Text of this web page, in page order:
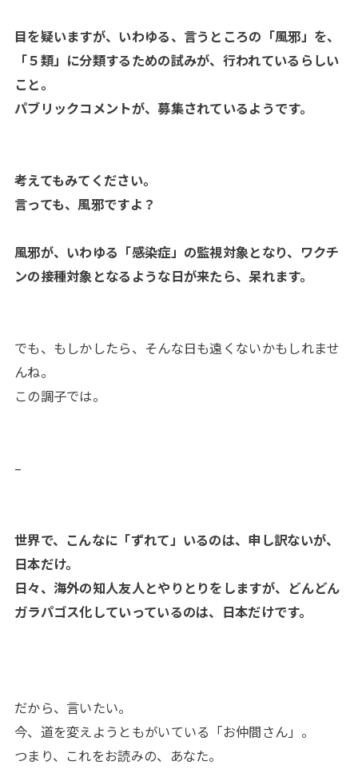
目を疑いますが、いわゆる、言うところの「風邪」を、
「５類」に分類するための試みが、行われているらしい
こと。
パブリックコメントが、募集されているようです。
考えてもみてください。
言っても、風邪ですよ？
風邪が、いわゆる「感染症」の監視対象となり、ワクチ
ンの接種対象となるような日が来たら、呆れます。
でも、もしかしたら、そんな日も遠くないかもしれませ
んね。
この調子では。
–
世界で、こんなに「ずれて」いるのは、申し訳ないが、
日本だけ。
日々、海外の知人友人とやりとりをしますが、どんどん
ガラパゴス化していっているのは、日本だけです。
だから、言いたい。
今、道を変えようともがいている「お仲間さん」。
つまり、これをお読みの、あなた。